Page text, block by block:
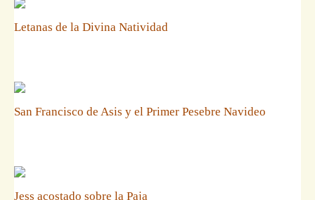
Letanas de la Divina Natividad
San Francisco de Asis y el Primer Pesebre Navideo
Jess acostado sobre la Paja